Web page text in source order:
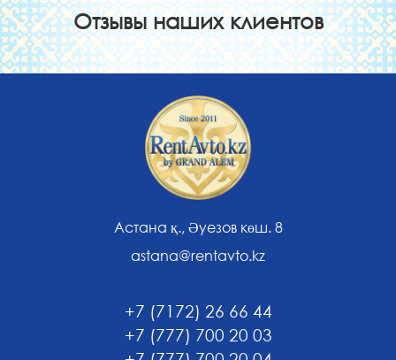
Отзывы наших клиентов
Астана қ., Әуезов көш. 8
astana@rentavto.kz
+7 (7172) 26 66 44
+7 (777) 700 20 03